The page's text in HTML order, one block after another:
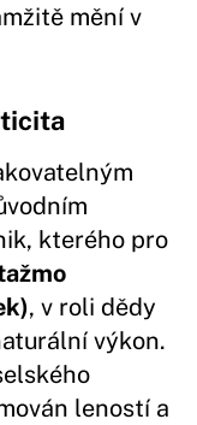
mění v
kterého pro
, v roli dědy
výkon.
leností a